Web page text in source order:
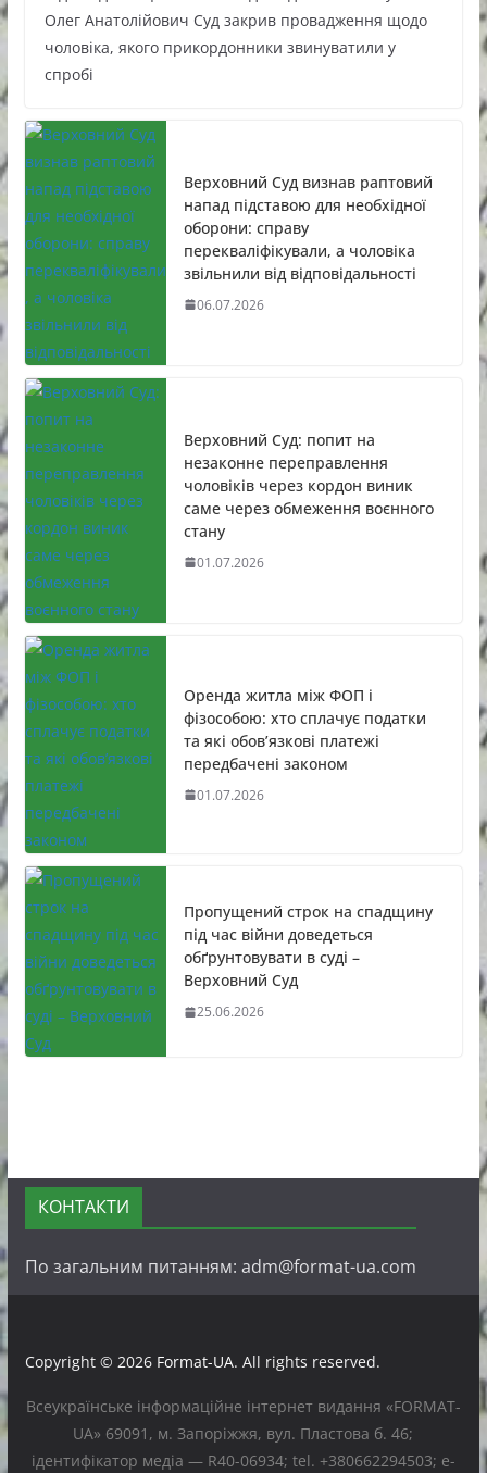
Олег Анатолійович Суд закрив провадження щодо
чоловіка, якого прикордонники звинуватили у
спробі
Верховний Суд визнав раптовий
напад підставою для необхідної
оборони: справу
перекваліфікували, а чоловіка
звільнили від відповідальності
06.07.2026
Верховний Суд: попит на
незаконне переправлення
чоловіків через кордон виник
саме через обмеження воєнного
стану
01.07.2026
Оренда житла між ФОП і
фізособою: хто сплачує податки
та які обов’язкові платежі
передбачені законом
01.07.2026
Пропущений строк на спадщину
під час війни доведеться
обґрунтовувати в суді –
Верховний Суд
25.06.2026
КОНТАКТИ
По загальним питанням: adm@format-ua.com
Copyright © 2026 Format-UA. All rights reserved.
Всеукраїнське інформаційне інтернет видання «FORMAT-
UA» 69091, м. Запоріжжя, вул. Пластова б. 46;
ідентифікатор медіа — R40-06934; tel. +380662294503; e-